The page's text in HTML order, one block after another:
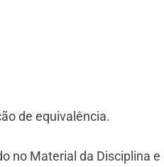
de equivalência.
no Material da Disciplina